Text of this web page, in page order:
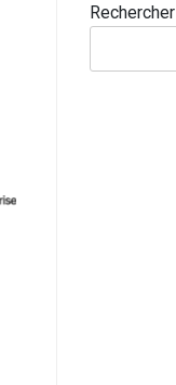
Rechercher